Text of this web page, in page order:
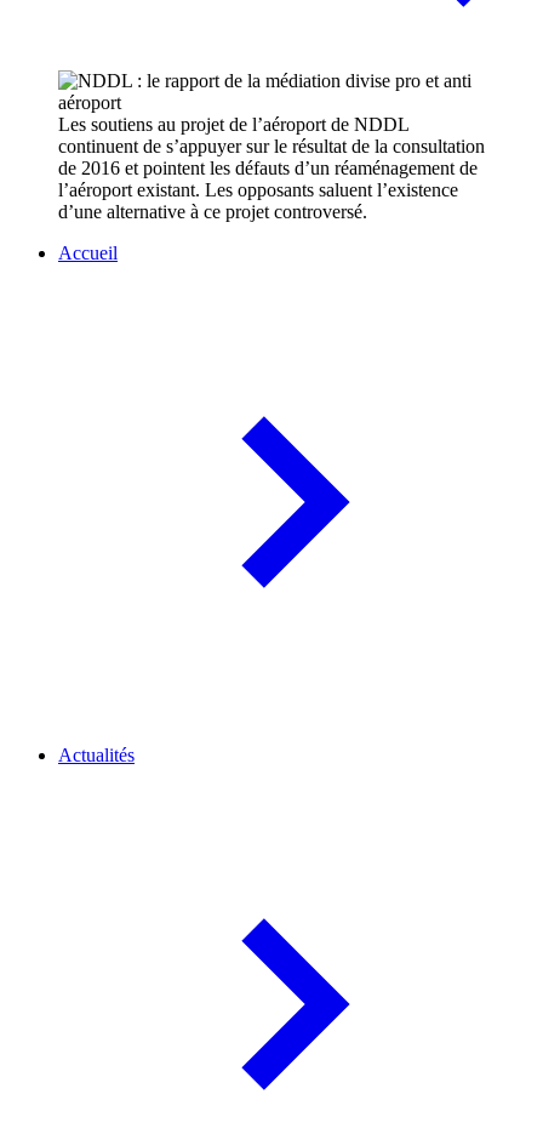
Les soutiens au projet de l’aéroport de NDDL
continuent de s’appuyer sur le résultat de la consultation
de 2016 et pointent les défauts d’un réaménagement de
l’aéroport existant. Les opposants saluent l’existence
d’une alternative à ce projet controversé.
Accueil
Actualités